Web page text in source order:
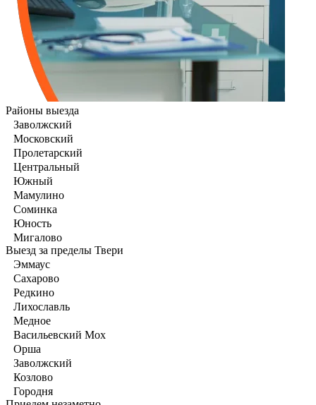
Районы выезда
Заволжский
Московский
Пролетарский
Центральный
Южный
Мамулино
Соминка
Юность
Мигалово
Выезд за пределы Твери
Эммаус
Сахарово
Редкино
Лихославль
Медное
Васильевский Мох
Орша
Заволжский
Козлово
Городня